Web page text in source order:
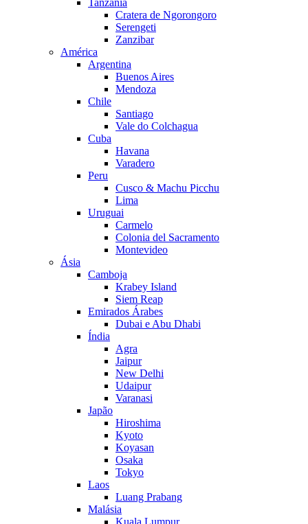
Tanzânia
Cratera de Ngorongoro
Serengeti
Zanzibar
América
Argentina
Buenos Aires
Mendoza
Chile
Santiago
Vale do Colchagua
Cuba
Havana
Varadero
Peru
Cusco & Machu Picchu
Lima
Uruguai
Carmelo
Colonia del Sacramento
Montevideo
Ásia
Camboja
Krabey Island
Siem Reap
Emirados Árabes
Dubai e Abu Dhabi
Índia
Agra
Jaipur
New Delhi
Udaipur
Varanasi
Japão
Hiroshima
Kyoto
Koyasan
Osaka
Tokyo
Laos
Luang Prabang
Malásia
Kuala Lumpur